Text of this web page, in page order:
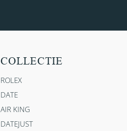
COLLECTIE
ROLEX
DATE
AIR KING
DATEJUST